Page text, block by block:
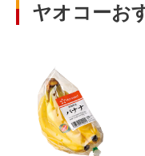
ヤオコーお